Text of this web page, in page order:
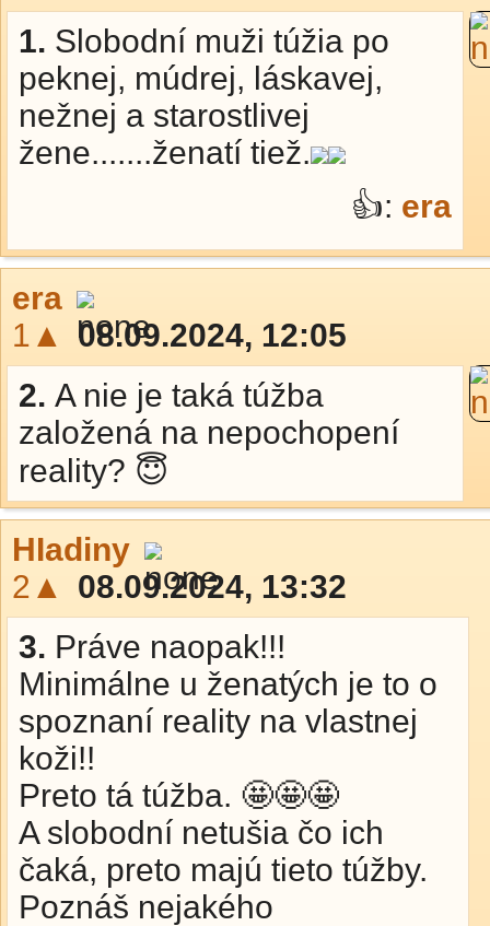
1. Slobodní muži túžia po
peknej, múdrej, láskavej,
nežnej a starostlivej
žene.......ženatí tiež.
👍: era
era
1▲
08.09.2024, 12:05
2. A nie je taká túžba
založená na nepochopení
reality? 😇
HIadiny
2▲
08.09.2024, 13:32
3. Práve naopak!!!
Minimálne u ženatých je to o
spoznaní reality na vlastnej
koži!!
Preto tá túžba. 🤩🤩🤩
A slobodní netušia čo ich
čaká, preto majú tieto túžby.
Poznáš nejakého